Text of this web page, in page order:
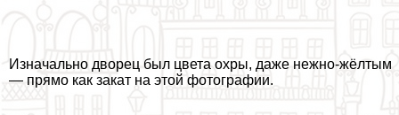
Изначально дворец был цвета охры, даже нежно-жёлтым
— прямо как закат на этой фотографии.